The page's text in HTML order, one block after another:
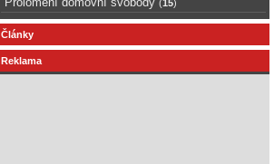
(15)
Články
Reklama